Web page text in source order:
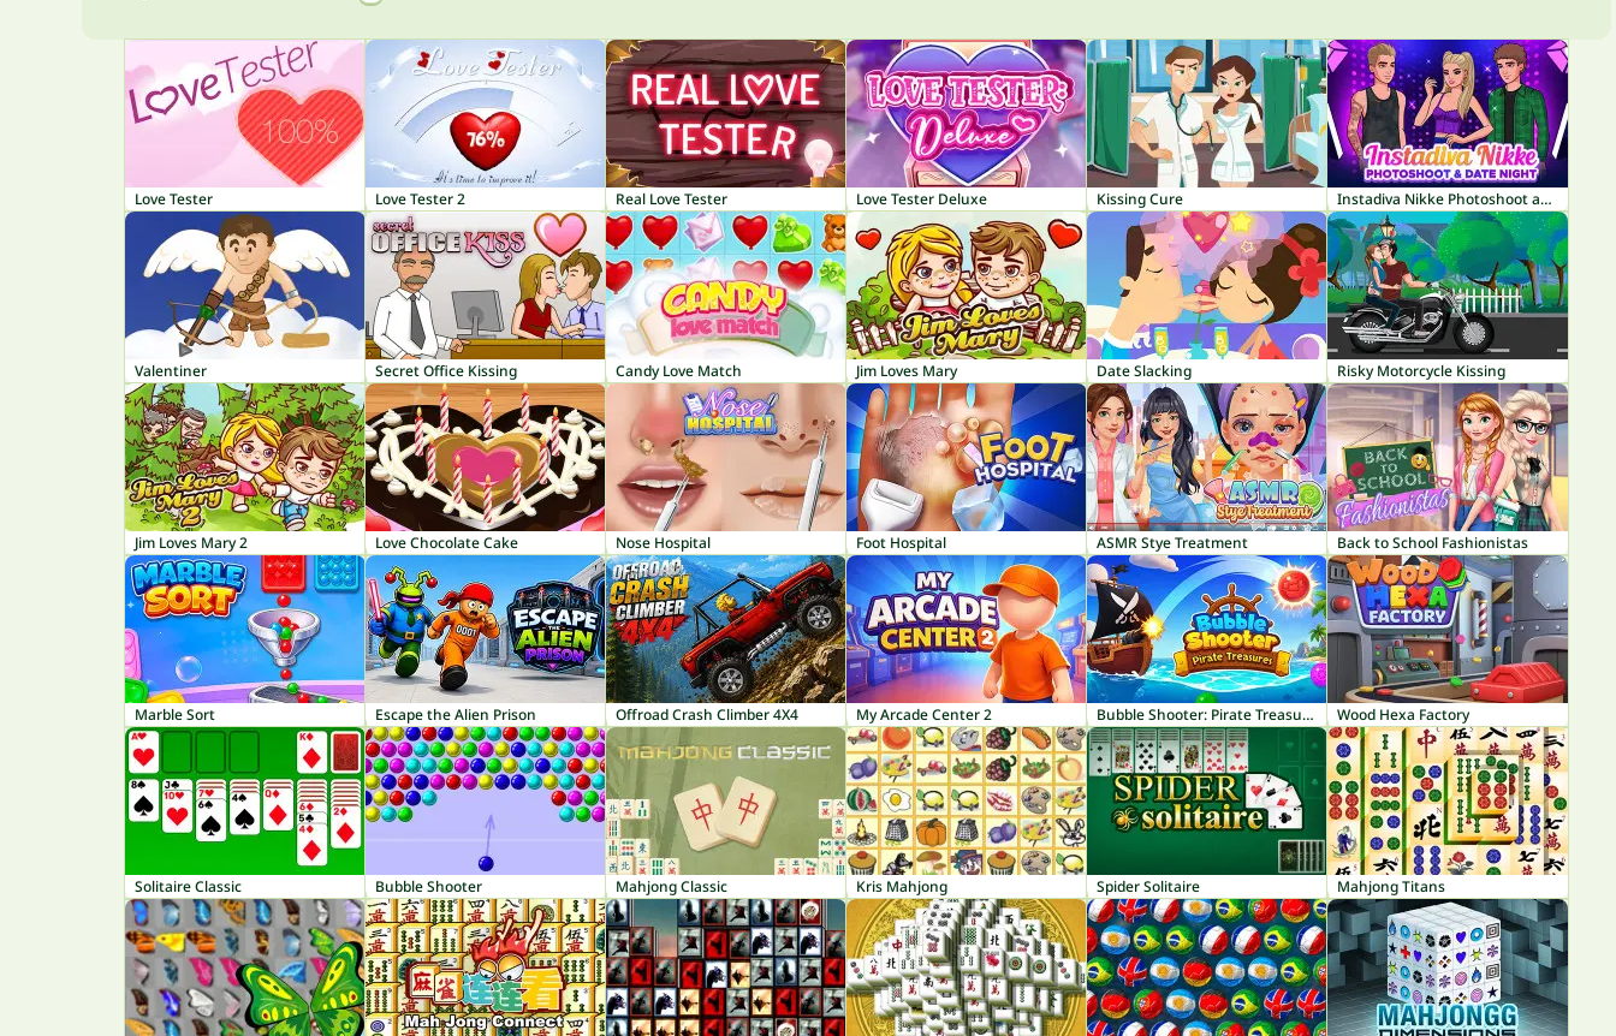
Love Tester Love Tester 2 Real Love Tester Love Tester Deluxe Kissing Cure Instadiva Nikke Photoshoot and Date Night
Valentiner Secret Office Kissing Candy Love Match Jim Loves Mary Date Slacking Risky Motorcycle Kissing
Jim Loves Mary 2 Love Chocolate Cake Nose Hospital Foot Hospital ASMR Stye Treatment Back to School Fashionistas
Marble Sort Escape the Alien Prison Offroad Crash Climber 4X4 My Arcade Center 2 Bubble Shooter: Pirate Treasures Wood Hexa Factory
Solitaire Classic Bubble Shooter Mahjong Classic Kris Mahjong Spider Solitaire Mahjong Titans